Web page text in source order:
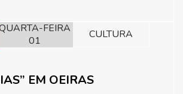
FEIRA
01
CULTURA
EM OEIRAS